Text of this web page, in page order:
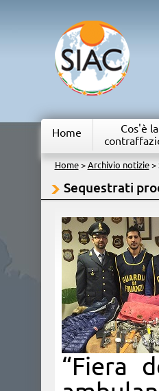
Home
Cos'è la
Home> Archivio notizie>
Sequestrati
“Fiera